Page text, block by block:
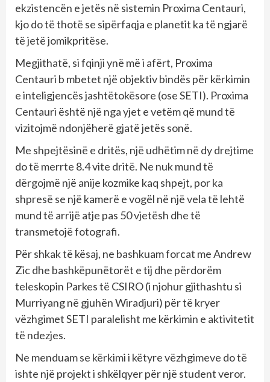
ekzistencën e jetës në sistemin Proxima Centauri,
kjo do të thotë se sipërfaqja e planetit ka të ngjarë
të jetë jomikpritëse.
Megjithatë, si fqinji ynë më i afërt, Proxima
Centauri b mbetet një objektiv bindës për kërkimin
e inteligjencës jashtëtokësore (ose SETI). Proxima
Centauri është një nga yjet e vetëm që mund të
vizitojmë ndonjëherë gjatë jetës sonë.
Me shpejtësinë e dritës, një udhëtim në dy drejtime
do të merrte 8.4 vite dritë. Ne nuk mund të
dërgojmë një anije kozmike kaq shpejt, por ka
shpresë se një kamerë e vogël në një vela të lehtë
mund të arrijë atje pas 50 vjetësh dhe të
transmetojë fotografi.
Për shkak të kësaj, ne bashkuam forcat me Andrew
Zic dhe bashkëpunëtorët e tij dhe përdorëm
teleskopin Parkes të CSIRO (i njohur gjithashtu si
Murriyang në gjuhën Wiradjuri) për të kryer
vëzhgimet SETI paralelisht me kërkimin e aktivitetit
të ndezjes.
Ne menduam se kërkimi i këtyre vëzhgimeve do të
ishte një projekt i shkëlqyer për një student veror.